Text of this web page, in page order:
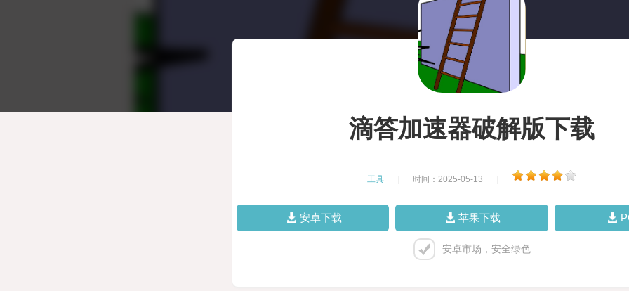
滴答加速器破解版下载
工具 时间：2025-05-13
安卓下载 苹果下载
安卓市场，安全绿色